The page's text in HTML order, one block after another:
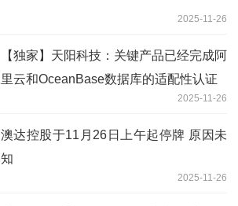
2025-11-26
【独家】天阳科技：关键产品已经完成阿
里云和OceanBase数据库的适配性认证
2025-11-26
澳达控股于11月26日上午起停牌 原因未
知
2025-11-26